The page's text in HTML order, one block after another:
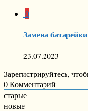
0
Замена
23.07.2023
Зарегистрируйтесь,
0Комментарий
старые
новые